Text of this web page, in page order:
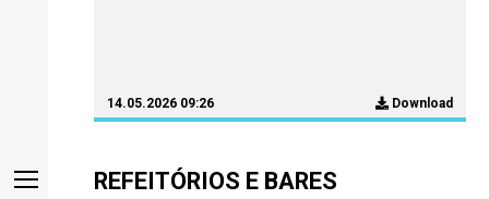
14.05.2026 09:26 Download
REFEITÓRIOS E BARES